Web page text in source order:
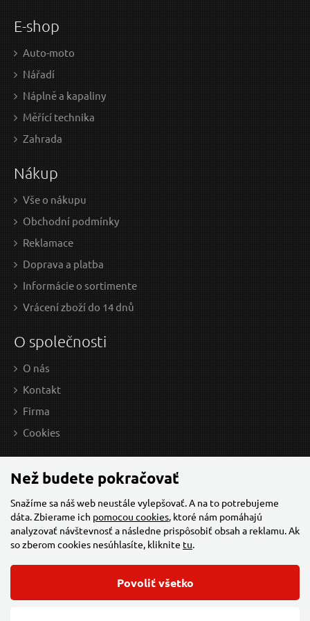
20.44 EUR bez DPH
Skladem
14,62 EUR / Ks
11.89 EUR bez DPH
Přísavka na sklo, O 118mm, konstrukce z ABS
plastu, ABS
E-shop
Auto-moto
Nářadí
Náplně a kapaliny
Měřící technika
Zahrada
Nákup
Vše o nákupu
Obchodní podmínky
Reklamace
Doprava a platba
Informácie o sortimente
Vrácení zboží do 14 dnů
O společnosti
O nás
Kontakt
Firma
Cookies
Než budete pokračovať
Snažíme sa náš web neustále vylepšovať. A na to potrebujeme
dáta. Zbierame ich pomocou cookies, ktoré nám pomáhajú
analyzovať návštevnosť a následne prispôsobiť obsah a reklamu. Ak
so zberom cookies nesúhlasíte, kliknite tu.
Povoliť všetko